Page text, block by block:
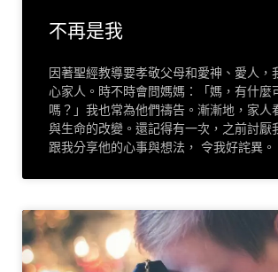
不再是我
因著聖經教導要孝敬父母和愛神、愛人，
心家人。時不時會問媽媽：「媽，有什麼
嗎？」我也常為他們禱告。漸漸地，家人
與生命的改變。還記得有一次，之前討厭
跟我分享他的心事與想法， 令我好詫異。